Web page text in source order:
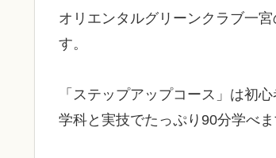
オリエンタルグリーンクラブ一宮
す。
「ステップアップコース」は初
学科と実技でたっぷり90分学べま